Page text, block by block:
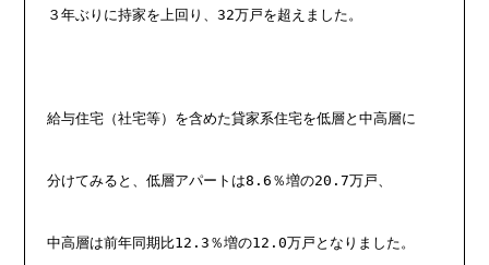
３年ぶりに持家を上回り、32万戸を超えました。
給与住宅（社宅等）を含めた貸家系住宅を低層と中高層に
分けてみると、低層アパートは8.6％増の20.7万戸、
中高層は前年同期比12.3％増の12.0万戸となりました。